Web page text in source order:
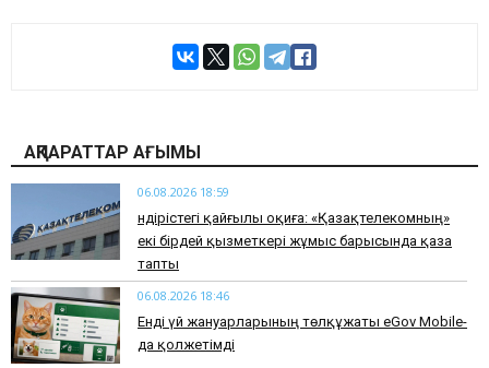
АҚПАРАТТАР АҒЫМЫ
06.08.2026 18:59
Өндірістегі қайғылы оқиға: «Қазақтелекомның»
екі бірдей қызметкері жұмыс барысында қаза
тапты
06.08.2026 18:46
Енді үй жануарларының төлқұжаты eGov Mobile-
да қолжетімді